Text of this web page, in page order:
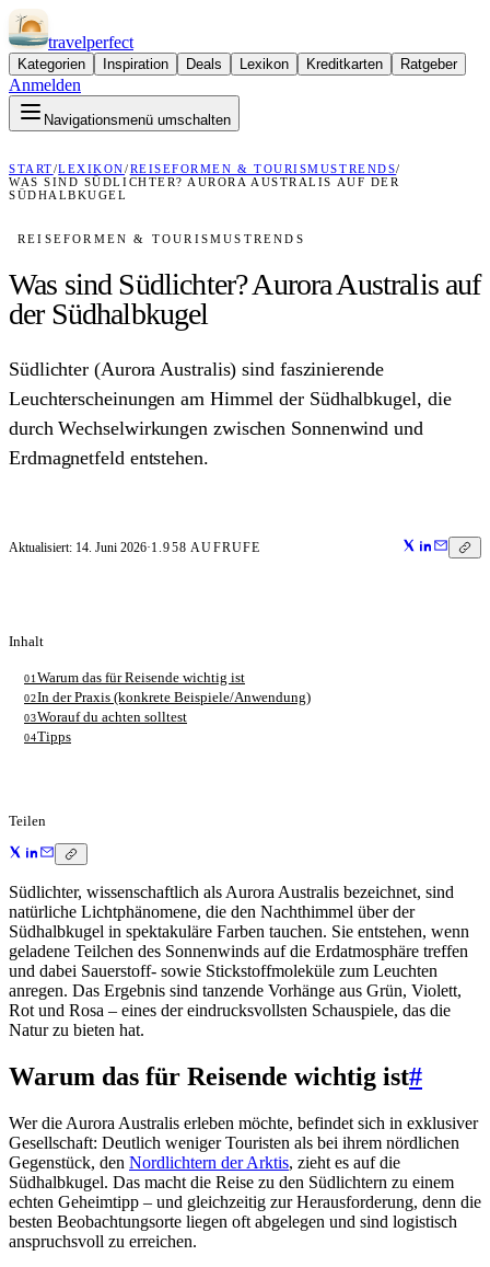
travelperfect
Kategorien Inspiration Deals Lexikon Kreditkarten Ratgeber
Anmelden
Navigationsmenü umschalten
START/LEXIKON/REISEFORMEN & TOURISMUSTRENDS/
WAS SIND SÜDLICHTER? AURORA AUSTRALIS AUF DER
SÜDHALBKUGEL
REISEFORMEN & TOURISMUSTRENDS
Was sind Südlichter? Aurora Australis auf
der Südhalbkugel
Südlichter (Aurora Australis) sind faszinierende
Leuchterscheinungen am Himmel der Südhalbkugel, die
durch Wechselwirkungen zwischen Sonnenwind und
Erdmagnetfeld entstehen.
Aktualisiert: 14. Juni 2026·1.958 AUFRUFE
Inhalt
01 Warum das für Reisende wichtig ist
02In der Praxis (konkrete Beispiele/Anwendung)
03Worauf du achten solltest
04Tipps
Teilen
Südlichter, wissenschaftlich als Aurora Australis bezeichnet, sind
natürliche Lichtphänomene, die den Nachthimmel über der
Südhalbkugel in spektakuläre Farben tauchen. Sie entstehen, wenn
geladene Teilchen des Sonnenwinds auf die Erdatmosphäre treffen
und dabei Sauerstoff- sowie Stickstoffmoleküle zum Leuchten
anregen. Das Ergebnis sind tanzende Vorhänge aus Grün, Violett,
Rot und Rosa – eines der eindrucksvollsten Schauspiele, das die
Natur zu bieten hat.
Warum das für Reisende wichtig ist#
Wer die Aurora Australis erleben möchte, befindet sich in exklusiver
Gesellschaft: Deutlich weniger Touristen als bei ihrem nördlichen
Gegenstück, den Nordlichtern der Arktis, zieht es auf die
Südhalbkugel. Das macht die Reise zu den Südlichtern zu einem
echten Geheimtipp – und gleichzeitig zur Herausforderung, denn die
besten Beobachtungsorte liegen oft abgelegen und sind logistisch
anspruchsvoll zu erreichen.